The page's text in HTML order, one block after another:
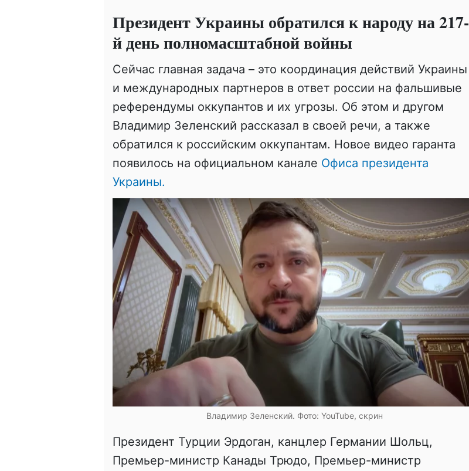
Президент Украины обратился к народу на 217-
й день полномасштабной войны
Сейчас главная задача – это координация действий Украины
и международных партнеров в ответ россии на фальшивые
референдумы оккупантов и их угрозы. Об этом и другом
Владимир Зеленский рассказал в своей речи, а также
обратился к российским оккупантам. Новое видео гаранта
появилось на официальном канале Офиса президента
Украины.
Владимир Зеленский. Фото: YouTube, скрин
Президент Турции Эрдоган, канцлер Германии Шольц,
Премьер-министр Канады Трюдо, Премьер-министр